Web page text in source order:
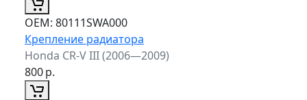
ОЕМ: 80111SWA000
Крепление радиатора
Honda CR-V III (2006—2009)
800р.